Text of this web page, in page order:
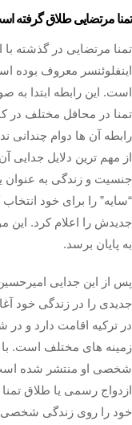
تمنا مرتضایی طلاق گرفته
تمنا مرتضایی در گذشته
اینفلوئنسر معروف بوده
است. این رابطه ابتدا به
تمنا در محافل مختلف در
رابطه آن‌ ها دوام چندانی
از مهم‌ ترین دلایل جدایی
جنسیت و زندگی به عنوان
“سایه” را برای خود
جدیدش را اعلام کرد. این
به پایان برسد.
پس از این جدایی
جدیدی را در زندگی خود
در ترکیه اقامت دارد و
زمینه‌ های مختلف است. با
شخصی او منتشر شده است
ازدواج رسمی یا طلاق تمنا
خود را روی زندگی شخصی